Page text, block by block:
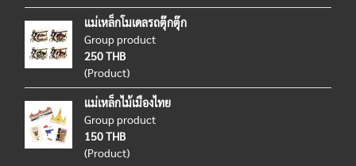
แม่เหล็กโมเดลรถตุ๊กตุ๊ก
Group product
250 THB
(Product)
แม่เหล็กไม้เมืองไทย
Group product
150 THB
(Product)